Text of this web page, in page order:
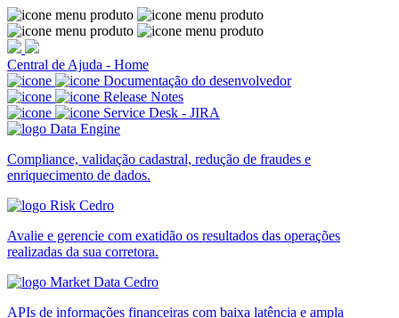
Central de Ajuda - Home
Documentação do desenvolvedor
Release Notes
Service Desk - JIRA
Compliance, validação cadastral, redução de fraudes e
enriquecimento de dados.
Avalie e gerencie com exatidão os resultados das operações
realizadas da sua corretora.
APIs de informações financeiras com baixa latência e ampla